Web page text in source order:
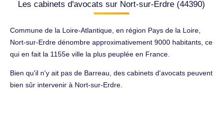
Les cabinets d'avocats sur Nort-sur-Erdre (44390)
Commune de la Loire-Atlantique, en région Pays de la Loire,
Nort-sur-Erdre dénombre approximativement 9000 habitants, ce
qui en fait la 1155e ville la plus peuplée en France.
Bien qu'il n'y ait pas de Barreau, des cabinets d'avocats peuvent
bien sûr intervenir à Nort-sur-Erdre.